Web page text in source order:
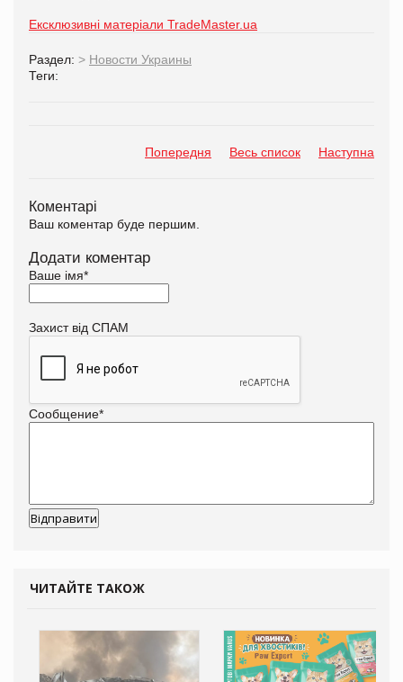
Ексклюзивні матеріали TradeMaster.ua
Раздел: > Новости Украины
Теги:
Попередня Весь список Наступна
Коментарі
Ваш коментар буде першим.
Додати коментар
Ваше імя*
Захист від СПАМ
Сообщение*
ЧИТАЙТЕ ТАКОЖ